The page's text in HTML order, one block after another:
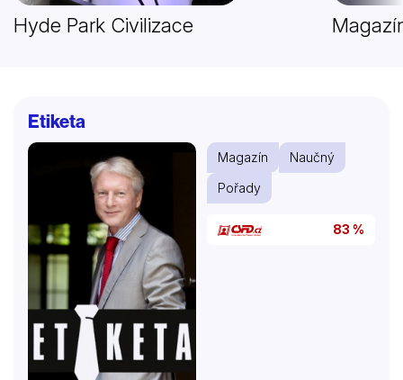
Hyde Park Civilizace
Etiketa
Magazín
Naučný
Pořady
83 %